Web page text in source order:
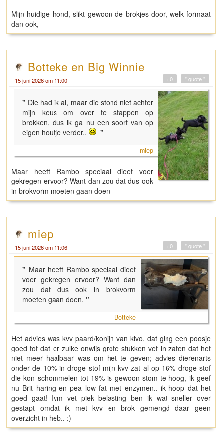
Mijn huidige hond, slikt gewoon de brokjes door, welk formaat
dan ook,
Botteke en Big Winnie
15 juni 2026 om 11:00 " quote "
+0
" Die had ik al, maar die stond niet achter
mijn keus om over te stappen op
brokken, dus ik ga nu een soort van op
eigen houtje verder..
"
miep
Maar heeft Rambo speciaal dieet voer
gekregen ervoor? Want dan zou dat dus ook
in brokvorm moeten gaan doen.
miep
15 juni 2026 om 11:06 " quote "
+0
" Maar heeft Rambo speciaal dieet
voer gekregen ervoor? Want dan
zou dat dus ook in brokvorm
moeten gaan doen. "
Botteke
Het advies was kvv paard/konijn van kivo, dat ging een poosje
goed tot dat er zulke onwijs grote stukken vet in zaten dat het
niet meer haalbaar was om het te geven; advies dierenarts
onder de 10% in droge stof mijn kvv zat al op 16% droge stof
die kon schommelen tot 19% is gewoon stom te hoog, ik geef
nu Brit haring en pea low fat met enzymen.. ik hoop dat het
goed gaat! Ivm vet piek belasting ben ik wat sneller over
gestapt omdat ik met kvv en brok gemengd daar geen
overzicht in heb.. :)